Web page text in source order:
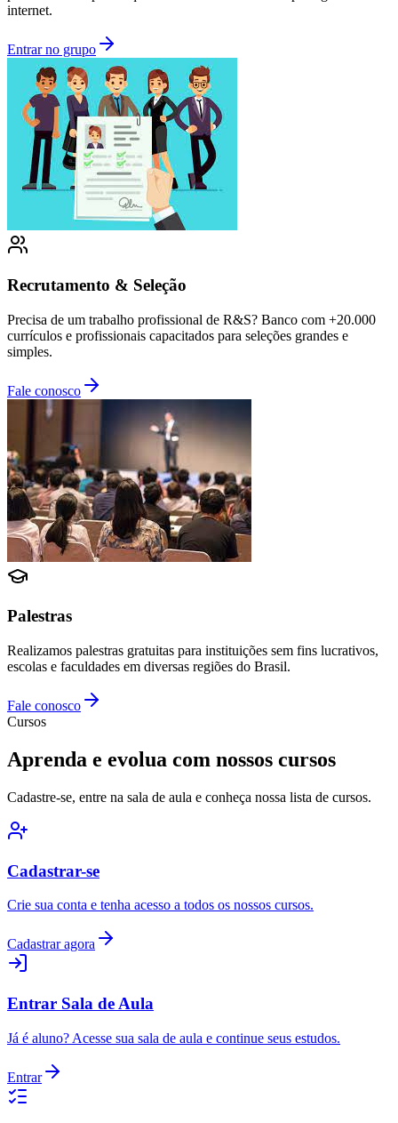
internet.
Entrar no grupo
Recrutamento & Seleção
Precisa de um trabalho profissional de R&S? Banco com +20.000
currículos e profissionais capacitados para seleções grandes e
simples.
Fale conosco
Palestras
Realizamos palestras gratuitas para instituições sem fins lucrativos,
escolas e faculdades em diversas regiões do Brasil.
Fale conosco
Cursos
Aprenda e evolua com nossos cursos
Cadastre-se, entre na sala de aula e conheça nossa lista de cursos.
Cadastrar-se
Crie sua conta e tenha acesso a todos os nossos cursos.
Cadastrar agora
Entrar Sala de Aula
Já é aluno? Acesse sua sala de aula e continue seus estudos.
Entrar